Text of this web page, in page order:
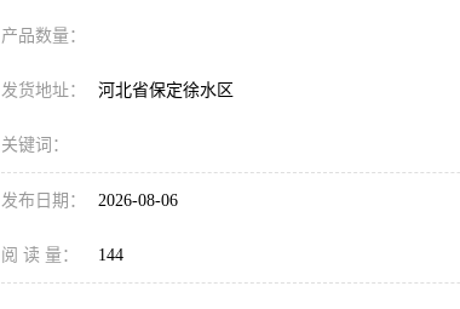
产品数量：
发货地址： 河北省保定徐水区
关键词：
发布日期： 2026-08-06
阅 读 量： 144